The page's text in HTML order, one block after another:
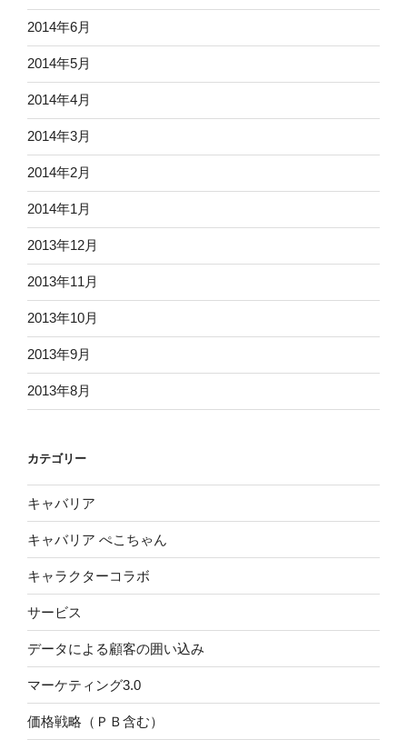
2014年6月
2014年5月
2014年4月
2014年3月
2014年2月
2014年1月
2013年12月
2013年11月
2013年10月
2013年9月
2013年8月
カテゴリー
キャバリア
キャバリア ぺこちゃん
キャラクターコラボ
サービス
データによる顧客の囲い込み
マーケティング3.0
価格戦略（ＰＢ含む）